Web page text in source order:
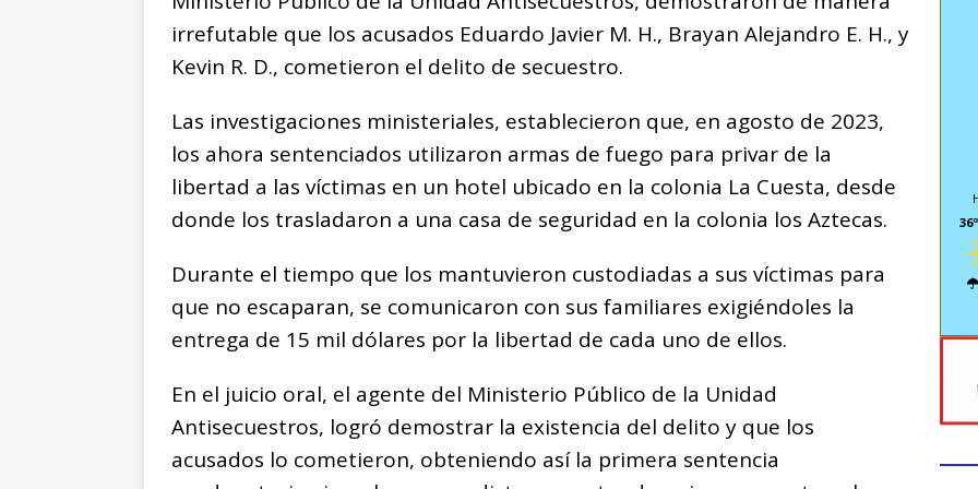
irrefutable que los acusados Eduardo Javier M. H., Brayan Alejandro E. H., y
Kevin R. D., cometieron el delito de secuestro.
Las investigaciones ministeriales, establecieron que, en agosto de 2023,
los ahora sentenciados utilizaron armas de fuego para privar de la
libertad a las víctimas en un hotel ubicado en la colonia La Cuesta, desde
donde los trasladaron a una casa de seguridad en la colonia los Aztecas.
Durante el tiempo que los mantuvieron custodiadas a sus víctimas para
que no escaparan, se comunicaron con sus familiares exigiéndoles la
entrega de 15 mil dólares por la libertad de cada uno de ellos.
En el juicio oral, el agente del Ministerio Público de la Unidad
Antisecuestros, logró demostrar la existencia del delito y que los
acusados lo cometieron, obteniendo así la primera sentencia